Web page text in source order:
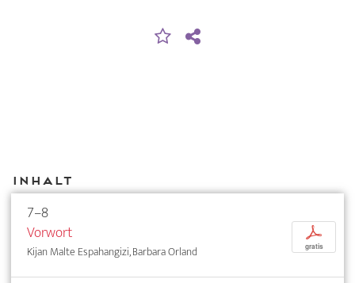
Inhalt
7–8
Vorwort
Kijan Malte Espahangizi, Barbara Orland
p
gratis